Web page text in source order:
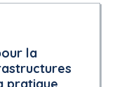
la